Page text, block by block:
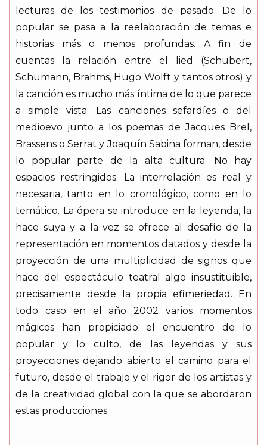
lecturas de los testimonios de pasado. De lo
popular se pasa a la reelaboración de temas e
historias más o menos profundas. A fin de
cuentas la relación entre el lied (Schubert,
Schumann, Brahms, Hugo Wolft y tantos otros) y
la canción es mucho más íntima de lo que parece
a simple vista. Las canciones sefardíes o del
medioevo junto a los poemas de Jacques Brel,
Brassens o Serrat y Joaquín Sabina forman, desde
lo popular parte de la alta cultura. No hay
espacios restringidos. La interrelación es real y
necesaria, tanto en lo cronológico, como en lo
temático. La ópera se introduce en la leyenda, la
hace suya y a la vez se ofrece al desafío de la
representación en momentos datados y desde la
proyección de una multiplicidad de signos que
hace del espectáculo teatral algo insustituible,
precisamente desde la propia efimeriedad. En
todo caso en el año 2002 varios momentos
mágicos han propiciado el encuentro de lo
popular y lo culto, de las leyendas y sus
proyecciones dejando abierto el camino para el
futuro, desde el trabajo y el rigor de los artistas y
de la creatividad global con la que se abordaron
estas producciones